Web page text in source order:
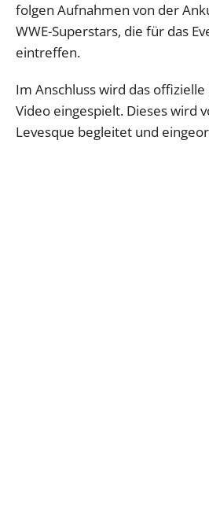
folgen Aufnahmen von der
WWE-Superstars, die für das
eintreffen.
Im Anschluss wird das
Video eingespielt. Dieses wird
Levesque begleitet und